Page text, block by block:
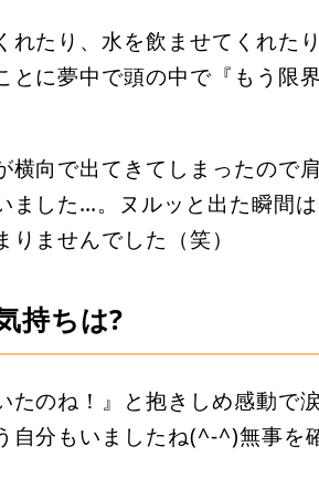
れたり、水を飲ませてくれた
とに夢中で頭の中で『もう限
横向で出てきてしまったので
ました…。ヌルッと出た瞬間
ませんでした（笑）
持ちは?
たのね！』と抱きしめ感動で
自分もいましたね(^-^)無事を